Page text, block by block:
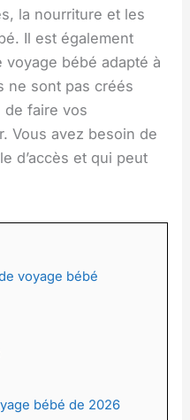
la nourriture et les
Il est également
voyage bébé adapté à
ne sont pas créés
de faire vos
Vous avez besoin de
d’accès et qui peut
voyage bébé
bébé de 2026